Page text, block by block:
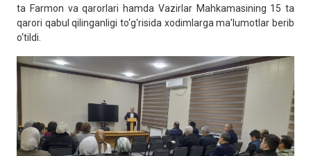
ta Farmon va qarorlari hamda Vazirlar Mahkamasining 15 ta
qarori qabul qilinganligi to‘g‘risida xodimlarga ma’lumotlar berib
o‘tildi.